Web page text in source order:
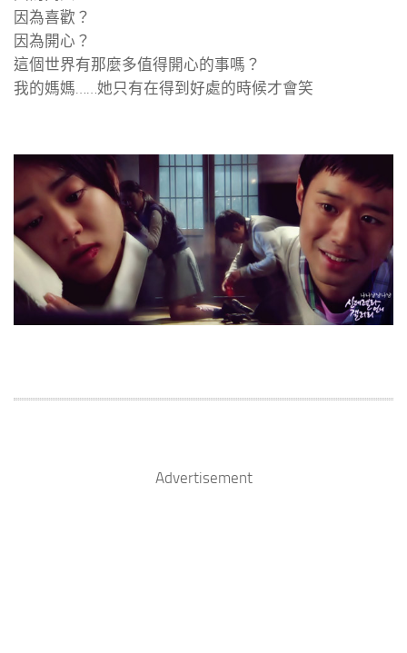
因為喜歡？
因為開心？
這個世界有那麼多值得開心的事嗎？
我的媽媽……她只有在得到好處的時候才會笑
Advertisement